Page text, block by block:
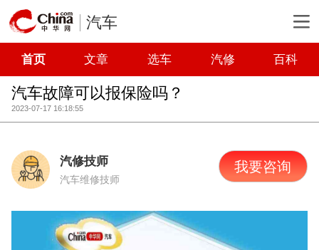
汽车
首页 文章 选车 汽修 百科
汽车故障可以报保险吗？
2023-07-17 16:18:55
汽修技师
汽车维修技师
我要咨询